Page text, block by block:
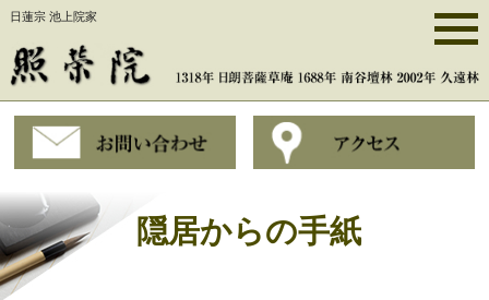
日蓮宗 池上院家
隠居からの手紙